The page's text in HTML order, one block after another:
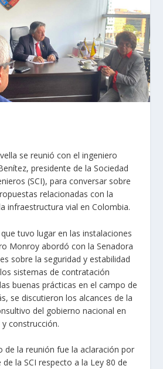
se reunió con el ingeniero
presidente de la Sociedad
(SCI), para conversar sobre
relacionadas con la
infraestructura vial en Colombia.
tuvo lugar en las instalaciones
Monroy abordó con la Senadora
sobre la seguridad y estabilidad
sistemas de contratación
buenas prácticas en el campo de
se discutieron los alcances de la
del gobierno nacional en
construcción.
de la reunión fue la aclaración por
la SCI respecto a la Ley 80 de